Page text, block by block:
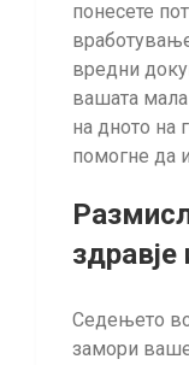
понесете
вредни
вашата мала
на дното на
помогне да
Седењето
замори